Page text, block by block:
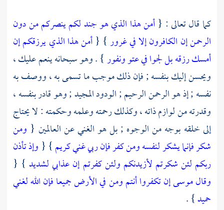
كما قال تعالى : {أمن هذا الذي هو جند لكم ينصركم من دون
الرحمن إن الكافرون إلا في غرور} {أمن هذا الذي يرزقكم إن
أمسك رزقه بل لجوا في عتو ونفور} . وهو سبحانه ينعم عليك ،
ويحسن إليك بنفسه ; فإن ذلك موجب ما تسمى به ، ووصف به
نفسه ; إذ هو الرحمن الرحيم ; الودود المجيد ; وهو قادر بنفسه ،
وقدرته من لوازم ذاته ، وكذلك رحمته وعلمه وحكمته : لا يحتاج
إلى خلقه بوجه من الوجوه ; بل هو الغني عن العالمين { ومن
شكر فإنما يشكر لنفسه ومن كفر فإن ربي غني كريم} { وإذ تأذن
ربكم لئن شكرتم لأزيدنكم ولئن كفرتم إن عذابي لشديد } {
وقال موسى إن تكفروا أنتم ومن في الأرض جميعا فإن الله لغني
حميد} .